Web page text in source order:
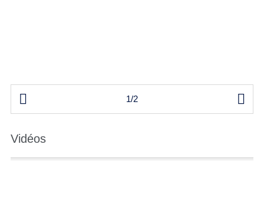
 1/2 
Vidéos